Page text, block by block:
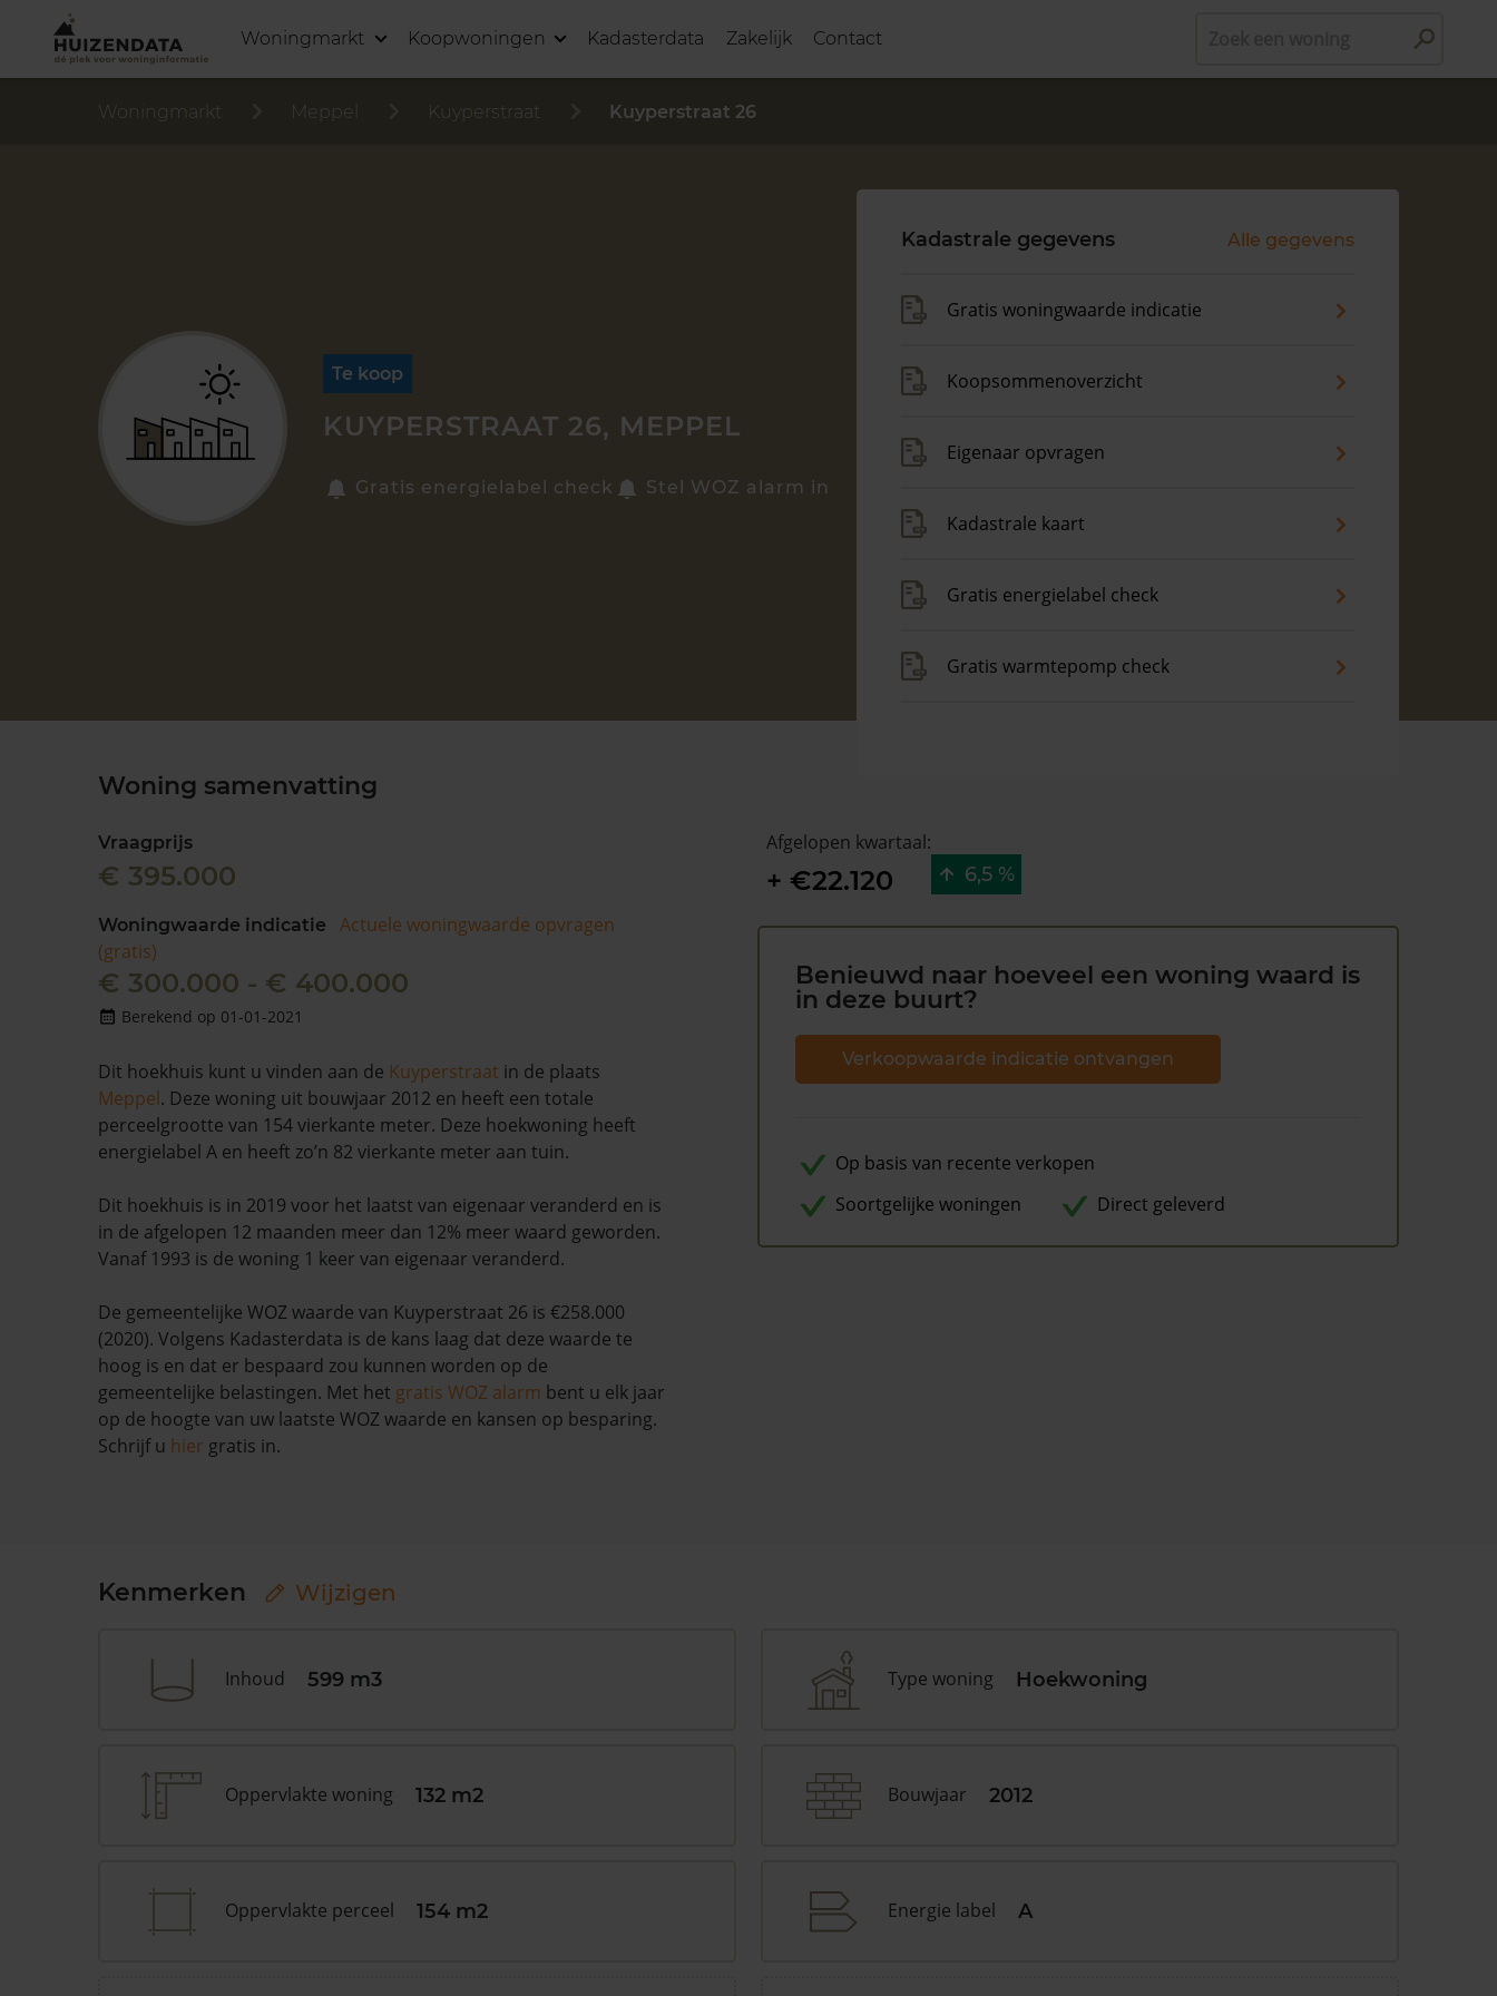
Woningmarkt Koopwoningen Kadasterdata Zakelijk Contact
Woningmarkt Meppel Kuyperstraat Kuyperstraat 26
Te koop
KUYPERSTRAAT 26, MEPPEL
Gratis energielabel check Stel WOZ alarm in
Kadastrale gegevens Alle gegevens
Gratis woningwaarde indicatie
Koopsommenoverzicht
Eigenaar opvragen
Kadastrale kaart
Gratis energielabel check
Gratis warmtepomp check
Woning samenvatting
Vraagprijs
€ 395.000
Woningwaarde indicatie
Actuele woningwaarde opvragen
(gratis)
€ 300.000 - € 400.000
Berekend op 01-01-2021
Dit hoekhuis kunt u vinden aan de Kuyperstraat in de plaats
Meppel. Deze woning uit bouwjaar 2012 en heeft een totale
perceelgrootte van 154 vierkante meter. Deze hoekwoning heeft
energielabel A en heeft zo’n 82 vierkante meter aan tuin.
Dit hoekhuis is in 2019 voor het laatst van eigenaar veranderd en is
in de afgelopen 12 maanden meer dan 12% meer waard geworden.
Vanaf 1993 is de woning 1 keer van eigenaar veranderd.
De gemeentelijke WOZ waarde van Kuyperstraat 26 is €258.000
(2020). Volgens Kadasterdata is de kans laag dat deze waarde te
hoog is en dat er bespaard zou kunnen worden op de
gemeentelijke belastingen. Met het gratis WOZ alarm bent u elk jaar
op de hoogte van uw laatste WOZ waarde en kansen op besparing.
Schrijf u hier gratis in.
Afgelopen kwartaal:
+ €22.120 6,5 %
Benieuwd naar hoeveel een woning waard is
in deze buurt?
Verkoopwaarde indicatie ontvangen
Op basis van recente verkopen
Soortgelijke woningen
Direct geleverd
Kenmerken Wijzigen
Inhoud 599 m3 Type woning Hoekwoning
Oppervlakte woning 132 m2 Bouwjaar 2012
Oppervlakte perceel 154 m2 Energie label A